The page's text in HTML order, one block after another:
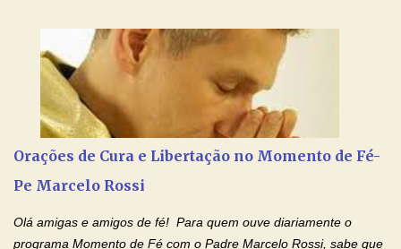
extraordinária. Alguns foram chamados oficialmente à santidade
dos altares; outros fazem parte da própria história da Sagrada
Família. E entre todos eles existe um modelo incomparável: São
José, esposo da Virgem Maria e pai terreno de Jesus.
Orações de Cura e Libertação no Momento de Fé-
Pe Marcelo Rossi
Olá amigas e amigos de fé! Para quem ouve diariamente o
programa Momento de Fé com o Padre Marcelo Rossi, sabe que